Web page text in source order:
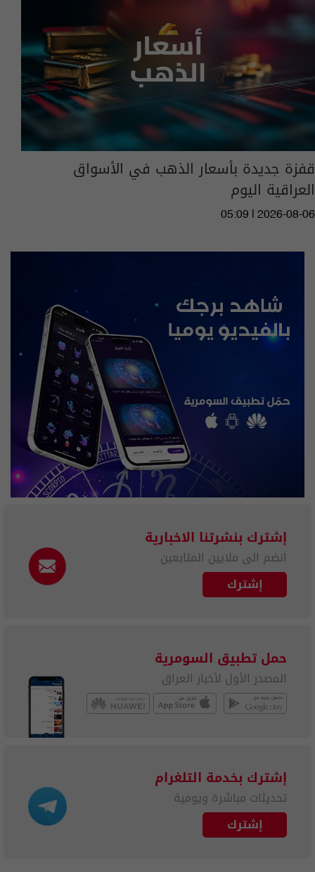
قفزة جديدة بأسعار الذهب في الأسواق
العراقية اليوم
05:09 | 2026-08-06
إشترك بنشرتنا الاخبارية
انضم الى ملايين المتابعين
إشترك
حمل تطبيق السومرية
المصدر الأول لأخبار العراق
إشترك بخدمة التلغرام
تحديثات مباشرة ويومية
إشترك